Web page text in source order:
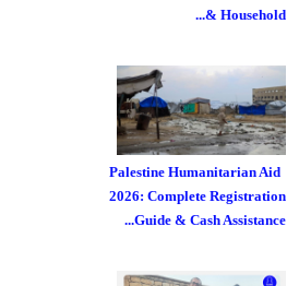
& Household...
Palestine Humanitarian Aid
2026: Complete Registration
Guide & Cash Assistance...